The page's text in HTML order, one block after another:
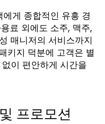
게 종합적인 유흥 경
료 외에도 소주, 맥주,
매니저의 서비스까지
키지 덕분에 고객은 별
이 편안하게 시간을
프로모션